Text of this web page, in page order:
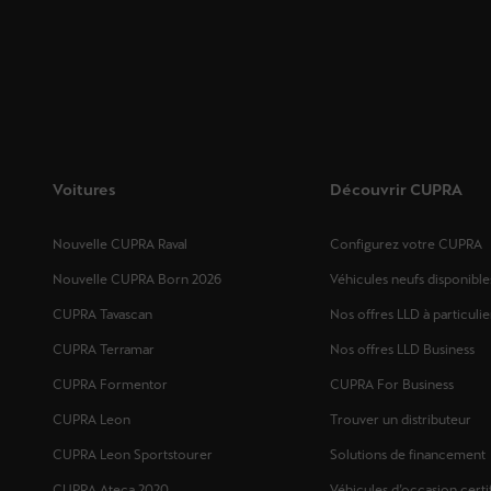
Voitures
Nouvelle CUPRA Raval
Nouvelle CUPRA Born 2026
CUPRA Tavascan
CUPRA Terramar
CUPRA Formentor
CUPRA Leon
CUPRA Leon Sportstourer
Découvrir CUPRA
Configurez votre CUPRA
Véhicules neufs
Nos offres LLD à
Nos offres LLD Business
CUPRA For Business
Trouver un distributeur
Solutions de financement